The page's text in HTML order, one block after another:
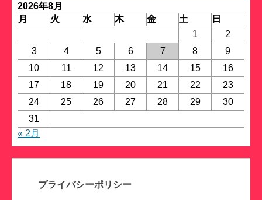
2026年8月
月
火 水 木 金 土
日
1
2
3
4 5 6 7 8
9
10
11 12 13 14 15
16
17
18 19 20 21 22
23
24
25 26 27 28 29
30
31
« 2月
プライバシーポリシー